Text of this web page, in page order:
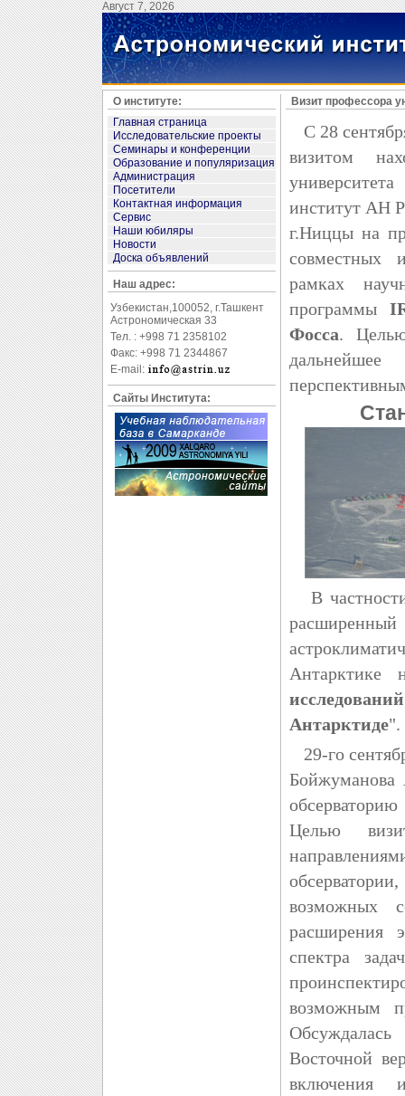
Август 7, 2026
О институте:
Главная страница
Исследовательские проекты
Семинары и конференции
Образование и популяризация
Администрация
Посетители
Контактная информация
Сервис
Наши юбиляры
Новости
Доска объявлений
Наш адрес:
Узбекистан,100052, г.Ташкент
Астрономическая 33
Тел. : +998 71 2358102
Факс: +998 71 2344867
E-mail:
Сайты Института:
Визит профессора
С 28
визитом
институт АН
г.Ниццы на
совместных
рамках
программы
Фосса.
В
Антарктиде".
29-го
Бойжуманова
Целью
возможных
расширения
спектра
возможным
Восточной
включения